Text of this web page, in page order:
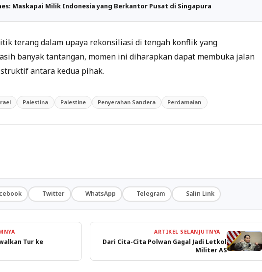
Maskapai Milik Indonesia yang Berkantor Pusat di Singapura
terang dalam upaya rekonsiliasi di tengah konflik yang
banyak tantangan, momen ini diharapkan dapat membuka jalan
antara kedua pihak.
Palestina Palestine Penyerahan Sandera Perdamaian
Twitter WhatsApp Telegram Salin Link
Tur ke
ARTIKEL SELANJUTNYA
Dari Cita-Cita Polwan Gagal Jadi Letkol
Militer AS